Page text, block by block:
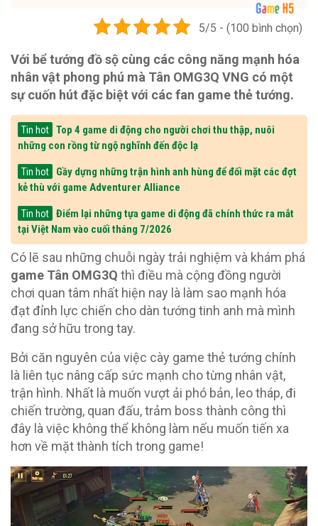
5/5 - (100 bình chọn)
Với bể tướng đồ sộ cùng các công năng mạnh hóa
nhân vật phong phú mà Tân OMG3Q VNG có một
sự cuốn hút đặc biệt với các fan game thẻ tướng.
Tin hot
Top 4 game di động cho người chơi thu thập, nuôi
những con rồng từ ngộ nghĩnh đến độc lạ
Tin hot
Gầy dựng những trận hình anh hùng để đối mặt các đợt
kẻ thù với game Adventurer Alliance
Tin hot
Điểm lại những tựa game di động đã chính thức ra mắt
tại Việt Nam vào cuối tháng 7/2026
Có lẽ sau những chuỗi ngày trải nghiệm và khám phá
game Tân OMG3Q thì điều mà cộng đồng người
chơi quan tâm nhất hiện nay là làm sao mạnh hóa
đạt đỉnh lực chiến cho dàn tướng tinh anh mà mình
đang sở hữu trong tay.
Bởi căn nguyên của việc cày game thẻ tướng chính
là liên tục nâng cấp sức mạnh cho từng nhân vật,
trận hình. Nhất là muốn vượt ải phó bản, leo tháp, đi
chiến trường, quan đấu, trảm boss thành công thì
đây là việc không thể không làm nếu muốn tiến xa
hơn về mặt thành tích trong game!